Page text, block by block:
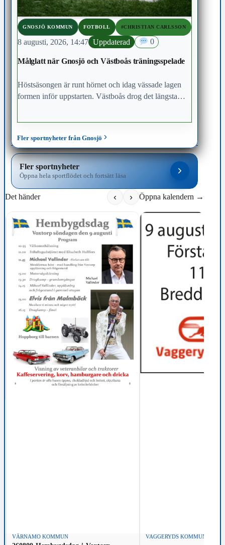
GNOSJÖ KOMMUN FOTBOLL #CHRISTIAN CARLSSON
8 augusti, 2026, 14:47 Uppdaterad 0
Målglatt när Gnosjö och Västboås träningsspelade
Höstsäsongen är runt hörnet och idag vässade lagen
formen inför uppstarten. Västboås drog det längsta
Fler sportnyheter från Gnosjö
Fler sportnyheter
Öppna hela sportflödet och fortsätt läsa
Det händer ‹ › Öppna kalendern →
VÄRNAMO KOMMUN VAGGERYDS KOMMUN